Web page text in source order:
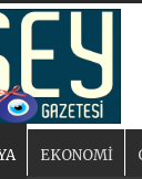
EKONOMİ